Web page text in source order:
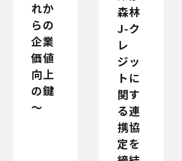
れか
らの
企業
価値
向上
の鍵
～
森林
J-ク
レ
ジッ
トに
関す
る連
携協
定を